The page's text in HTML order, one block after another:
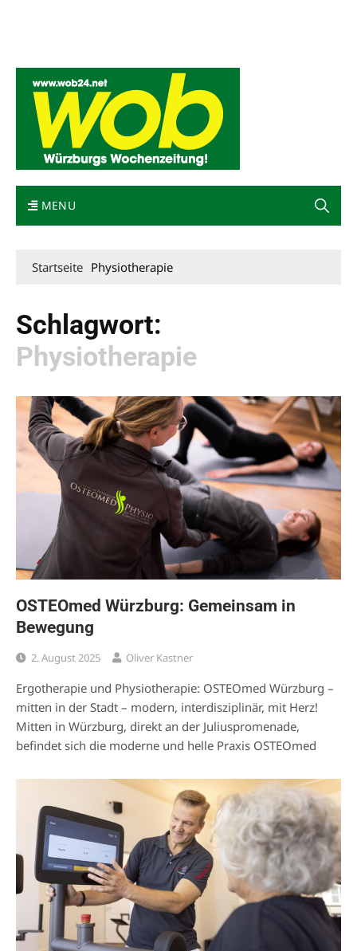
MENU
Startseite Physiotherapie
Schlagwort:
Physiotherapie
OSTEOmed Würzburg: Gemeinsam in
Bewegung
2. August 2025 Oliver Kastner
Ergotherapie und Physiotherapie: OSTEOmed Würzburg –
mitten in der Stadt – modern, interdisziplinär, mit Herz!
Mitten in Würzburg, direkt an der Juliuspromenade,
befindet sich die moderne und helle Praxis OSTEOmed